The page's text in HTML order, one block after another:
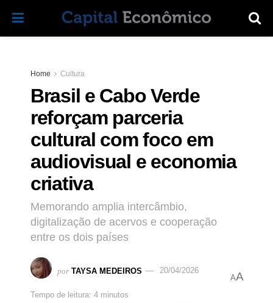
Home Cultura
Brasil e Cabo Verde
reforçam parceria
cultural com foco em
audiovisual e economia
criativa
Memorando amplia intercâmbio,
digitalização de acervos e cooperação
entre os dois países
por TAYSA MEDEIROS 20/04/2026
Tempo de leitura: 4 minutos
AA